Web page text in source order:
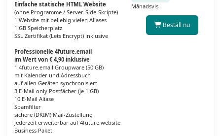
Einfache statische HTML Website
(ohne Programme / Server-Side-Skripte)
1 Website mit beliebig vielen Aliases
1 GB Speicherplatz
SSL Zertifikat (Lets Encrypt) inklusive
Professionelle 4future.email
im Wert von € 4,90 inklusive
1 4future.email Groupware (50 GB)
mit Kalender und Adressbuch
auf allen Geräten synchronisiert
3 E-Mail only Postfächer (je 1 GB)
10 E-Mail Aliase
Spamfilter
sichere (DKIM) Mail-Zustellung
Jederzeit erweiterbar auf 4future.website
Business Paket.
Månadsvis
Beställ nu